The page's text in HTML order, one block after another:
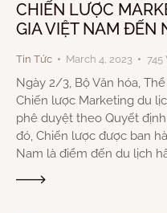
CHIẾN LƯỢC
GIA VIỆT NAM ĐẾN
Tin Tức March 4, 2023 745
Ngày 2/3, Bộ Văn hóa,
Chiến lược Marketing du
phê duyệt theo Quyết
đó, Chiến lược được ban
Nam là điểm đến du lịch